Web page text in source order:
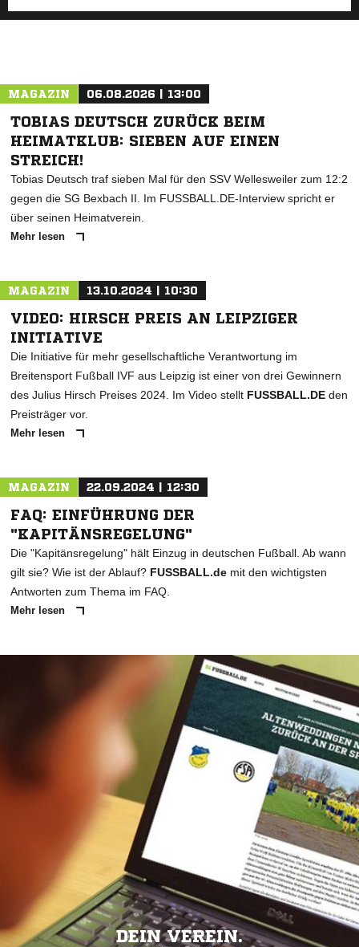
MAGAZIN 06.08.2026 | 13:00
TOBIAS DEUTSCH ZURÜCK BEIM
HEIMATKLUB: SIEBEN AUF EINEN
STREICH!
Tobias Deutsch traf sieben Mal für den SSV Wellesweiler zum 12:2
gegen die SG Bexbach II. Im FUSSBALL.DE-Interview spricht er
über seinen Heimatverein.
Mehr lesen
MAGAZIN 13.10.2024 | 10:30
VIDEO: HIRSCH PREIS AN LEIPZIGER
INITIATIVE
Die Initiative für mehr gesellschaftliche Verantwortung im
Breitensport Fußball IVF aus Leipzig ist einer von drei Gewinnern
des Julius Hirsch Preises 2024. Im Video stellt FUSSBALL.DE den
Preisträger vor.
Mehr lesen
MAGAZIN 22.09.2024 | 12:30
FAQ: EINFÜHRUNG DER
"KAPITÄNSREGELUNG"
Die "Kapitänsregelung" hält Einzug in deutschen Fußball. Ab wann
gilt sie? Wie ist der Ablauf? FUSSBALL.de mit den wichtigsten
Antworten zum Thema im FAQ.
Mehr lesen
DEIN VEREIN.